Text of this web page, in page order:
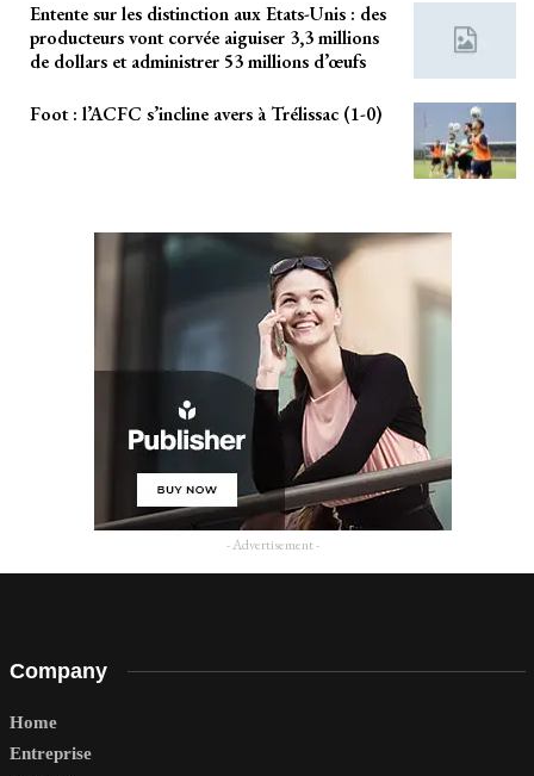
Entente sur les distinction aux Etats-Unis : des
producteurs vont corvée aiguiser 3,3 millions
de dollars et administrer 53 millions d’œufs
Foot : l’ACFC s’incline avers à Trélissac (1-0)
- Advertisement -
Company
Home
Entreprise